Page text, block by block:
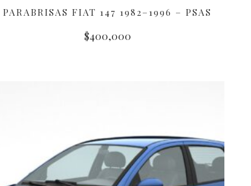
AÑADIR AL CARRITO
PARABRISAS FIAT 147 1982–1996 – PSAS
$400,000